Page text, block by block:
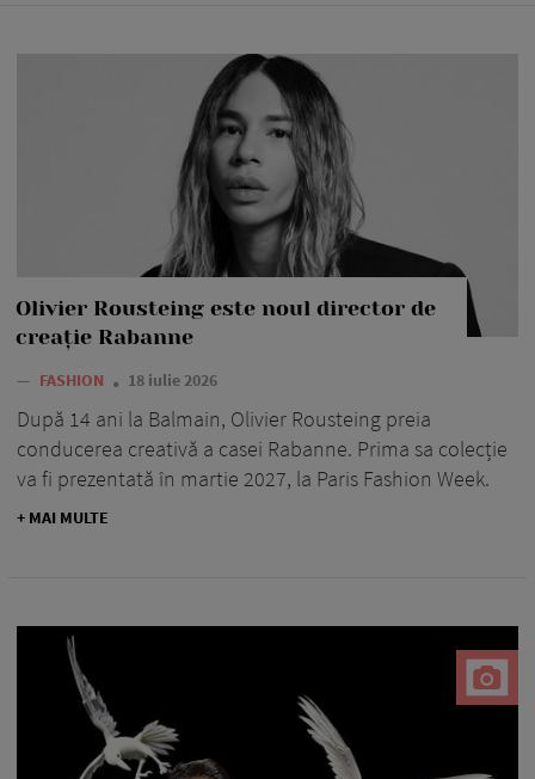
Olivier Rousteing este noul director de
creație Rabanne
— FASHION 18 iulie 2026
După 14 ani la Balmain, Olivier Rousteing preia
conducerea creativă a casei Rabanne. Prima sa colecție
va fi prezentată în martie 2027, la Paris Fashion Week.
+ MAI MULTE